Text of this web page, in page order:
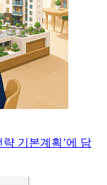
기본계획’에 담